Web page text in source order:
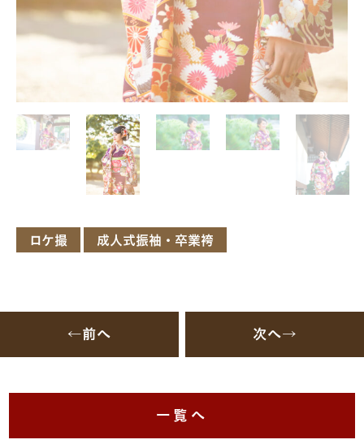
ロケ撮 成人式振袖・卒業袴
←前へ 次へ→
一覧へ